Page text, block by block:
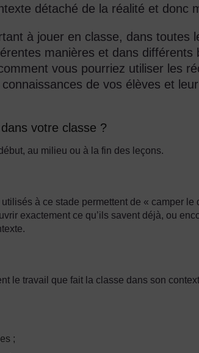
détaché de la réalité et donc
à jouer en classe, dans toutes
manières et dans différents
vous pourriez utiliser les
de vos élèves et
votre classe ?
au milieu ou à la fin des leçons.
à ce stade permettent de « camper le
exactement ce qu’ils savent déjà, ou
le travail que fait la classe dans son
;